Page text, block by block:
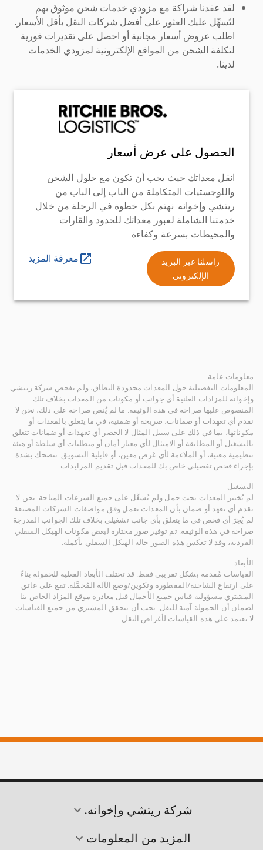
لقد عقدنا شراكة مع مزودي خدمات شحن موثوق بهم
لنُسهِّل عليك العثور على أفضل شركات النقل بأقل الأسعار.
اطلب عروض أسعار مجانية أو احصل على تقديرات فورية
لتكلفة الشحن من المواقع الإلكترونية لمزودي الخدمات
لدينا.
الحصول على عرض أسعار
انقل معداتك حيث يجب أن تكون مع حلول الشحن
واللوجستيات المتكاملة من الباب إلى الباب من
ريتشي وإخوانه. نهتم بكل خطوة في الرحلة من خلال
خدمتنا الشاملة لعبور معداتك للحدود والقارات
والمحيطات بسرعة وكفاءة
راسلنا عبر البريد
الإلكتروني
معرفة المزيد
معلومات عامة
المعلومات التفصيلية حول المعدات محدودة النطاق، ولم تفحص شركة ريتشي
وإخوانه للمزادات العلنية أي جوانب أو مكونات من المعدات بخلاف تلك
المنصوص عليها صراحة في هذه الوثيقة. ما لم يُنص صراحة على ذلك، نحن لا
نقدم أي تعهدات أو ضمانات، صريحة أو ضمنية، في ما يتعلق بالمعدات أو
مكوناتها، بما في ذلك على سبيل المثال لا الحصر أي تعهدات أو ضمانات تتعلق
بالتشغيل أو المطابقة أو الامتثال لأي معيار أمان أو متطلبات أي سلطة أو هيئة
تنظيمية معنية، أو الملاءمة لأي غرض معين، أو قابلية التسويق. ننصحك بشدة
بإجراء فحص تفصيلي خاص بك للمعدات قبل تقديم المزايدات.
التشغيل
لم تُختبر المعدات تحت حمل ولم تُشغَّل على جميع السرعات المتاحة. نحن لا
نقدم أي تعهد أو ضمان بأن المعدات تعمل وفق مواصفات الشركات المصنعة.
لم يُجرَ أي فحص في ما يتعلق بأي جانب تشغيلي بخلاف تلك الجوانب المدرجة
صراحة في هذه الوثيقة. تم توفير صور مختارة لبعض مكونات الهيكل السفلي
الفردية، وقد لا تعكس هذه الصور حالة الهيكل السفلي بأكمله.
الأبعاد
القياسات مُقدمة بشكل تقريبي فقط. قد تختلف الأبعاد الفعلية للحمولة بناءً
على ارتفاع الشاحنة/المقطورة وتكوين/وضع الآلة المُحمَّلة. تقع على عاتق
المشتري مسؤولية قياس جميع الأحمال قبل مغادرة موقع المزاد الخاص بنا
لضمان أن الحمولة آمنة للنقل. يجب أن يتحقق المشتري من جميع القياسات.
لا تعتمد على هذه القياسات لأغراض النقل.
شركة ريتشي وإخوانه.
المزيد من المعلومات